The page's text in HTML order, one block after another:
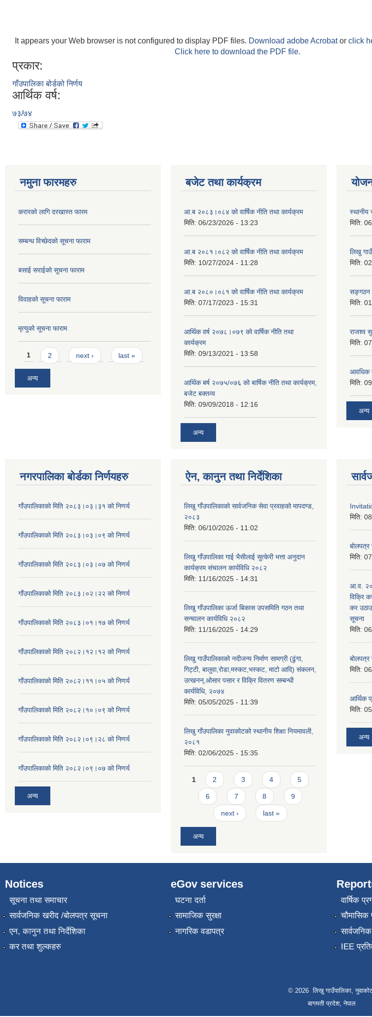
It appears your Web browser is not configured to display PDF files. Download adobe Acrobator click
Click here to download the PDF file.
प्रकार:
गाँउपालिका बोर्डको निर्णय
आर्थिक वर्ष:
७३/७४
नमुना फारमहरु
करारको लागि दरखास्त फारम
सम्बन्ध विच्छेदकाे सूचना फाराम
बसाई सराईको सूचना फाराम
विवाहको सूचना फाराम
मृत्युको सूचना फाराम
Pages
1 2 next › last »
अन्य
बजेट तथा कार्यक्रम
आ.ब २०८३।०८४ को वार्षिक नीति तथा कार्यक्रम
मिति: 06/23/2026 - 13:23
आ.ब २०८१।०८२ को वार्षिक नीति तथा कार्यक्रम
मिति: 10/27/2024 - 11:28
आ.ब २०८०।०८१ को वार्षिक नीति तथा कार्यक्रम
मिति: 07/17/2023 - 15:31
आर्थिक वर्ष २०७८।०७९ को वार्षिक नीति तथा
कार्यक्रम
मिति: 09/13/2021 - 13:58
आर्थिक बर्ष २०७५/०७६ को बार्षिक नीति तथा कार्यक्रम,
बजेट बक्तव्य
मिति: 09/09/2018 - 12:16
अन्य
स्थानीय
मिति:
लिखु गाउँ
मिति:
सङ्गठन
मिति:
राजश्व
मिति:
आवधिक
मिति:
अन्य
नगरपालिका बोर्डका निर्णयहरु
गाँउपालिकाको मिति २०८३।०३।३१ को निणर्य
गाँउपालिकाको मिति २०८३।०३।०९ को निणर्य
गाँउपालिकाको मिति २०८३।०३।०७ को निणर्य
गाँउपालिकाको मिति २०८३।०२।२२ को निणर्य
गाँउपालिकाको मिति २०८३।०१।१७ को निणर्य
गाँउपालिकाको मिति २०८२।१२।१२ को निणर्य
गाँउपालिकाको मिति २०८२।११।०५ को निणर्य
गाँउपालिकाको मिति २०८२।१०।०९ को निणर्य
गाँउपालिकाको मिति २०८२।०९।२८ को निणर्य
गाँउपालिकाको मिति २०८२।०९।०७ को निणर्य
अन्य
ऐन, कानुन तथा निर्देशिका
लिखु गाँउपालिकाको सार्वजनिक सेवा प्रवाहको मापदण्ड,
२०८३
मिति: 06/10/2026 - 11:02
लिखु गाँउपालिका गाई भैसीलाई सुत्केरी भत्ता अनुदान
कार्यक्रम संचालन कार्यविधि २०८२
मिति: 11/16/2025 - 14:31
लिखु गाँउपालिका ऊर्जा बिकास उपसमिति गठन तथा
सन्चालन कार्यविधि २०८२
मिति: 11/16/2025 - 14:29
लिखु गाउँपालिकाको नदीजन्य निर्माण सामग्री (ढुंगा,
गिट्टी, बालुवा,रोडा,मस्कट,भस्कट, माटो आदि) संकलन,
उत्खनन्,ओसार पसार र विक्रि वितरण सम्बन्धी
कार्यविधि, २०७४
मिति: 05/05/2025 - 11:39
लिखु गाँउपालिका नुवाकोटको स्थानीय शिक्षा नियमावली,
२०८१
मिति: 02/06/2025 - 15:35
Pages
1 2 3 4 5
6 7 8 9
next › last »
अन्य
मिति:
मिति:
आ.व.
विक्रि
कर
सूचना
मिति:
मिति:
आर्थिक
मिति:
अन्य
Notices
सूचना तथा समाचार
सार्वजनिक खरीद /बोलपत्र सूचना
एन, कानुन तथा निर्देशिका
कर तथा शुल्कहरु
eGov services
घटना दर्ता
सामाजिक सुरक्षा
नागरिक वडापत्र
वार्षिक
चौमासिक
IEE
© 2026 लिखु गाउँपालिका,
बागमती प्रदेश, नेपाल